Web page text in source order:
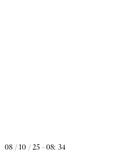
08 / 10 / 25 - 08: 34